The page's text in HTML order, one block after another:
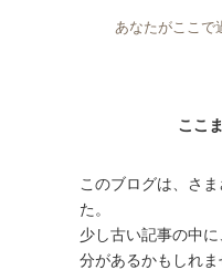
あなたがここで
ここ
このブログは、さ
た。
少し古い記事の中
分があるかもしれま